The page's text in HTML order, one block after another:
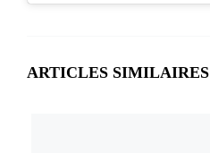
ARTICLES SIMILAIRES